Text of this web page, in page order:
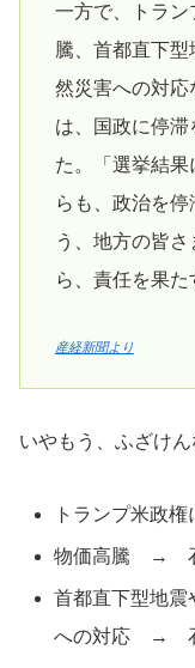
一方で、トラン
騰、首都直下
然災害への対応
は、国政に停
た。「選挙結
らも、政治を
う、地方の皆
ら、責任を果た
産経新聞より
いやもう、ふざけん
トランプ米政
物価高騰 → 石
首都直下型地震
への対応 → 石